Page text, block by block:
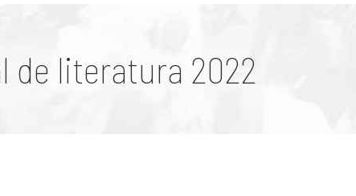
de literatura 2022